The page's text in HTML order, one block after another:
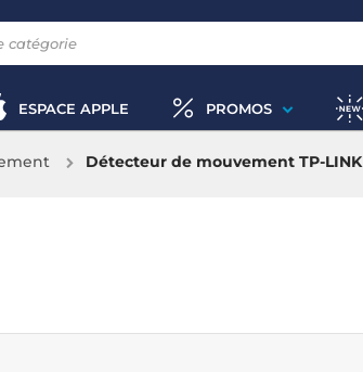
ESPACE APPLE PROMOS
Détecteur de mouvement TP-LINK